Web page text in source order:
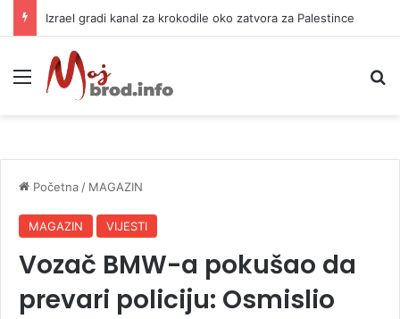
Izrael gradi kanal za krokodile oko zatvora za Palestince
Meni
Početna / MAGAZIN
MAGAZIN VIJESTI
Vozač BMW-a pokušao da
prevari policiju: Osmislio